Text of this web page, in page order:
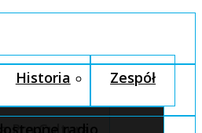
Historia Zespół
Pro Cultura
radio